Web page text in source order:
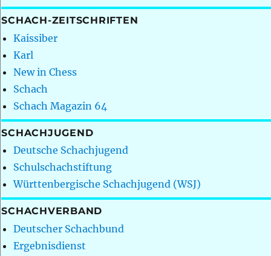
SCHACH-ZEITSCHRIFTEN
Kaissiber
Karl
New in Chess
Schach
Schach Magazin 64
SCHACHJUGEND
Deutsche Schachjugend
Schulschachstiftung
Württenbergische Schachjugend (WSJ)
SCHACHVERBAND
Deutscher Schachbund
Ergebnisdienst